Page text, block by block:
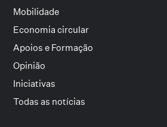
Mobilidade
Economia circular
Apoios e Formação
Opinião
Iniciativas
Todas as notícias